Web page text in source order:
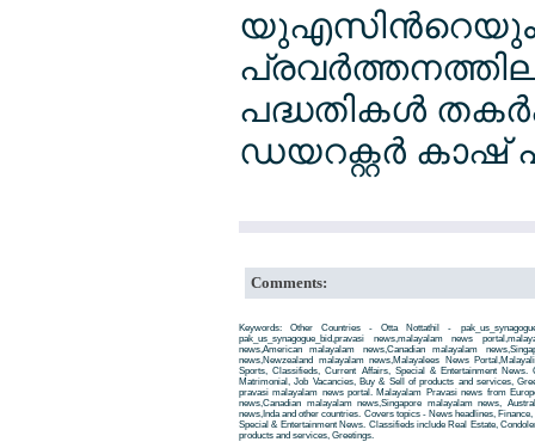
പദ്ധതികള്‍
ഡയറക്റ്റര്‍ കാഷ്
Comments:
Keywords: Other Countries - Otta Nottathil -
pak_us_synagogue_bid,pravasi news,malayalam news
news,American malayalam news,Canadian malayalam
news,Newzealand malayalam news,Malayalees News
Sports, Classifieds, Current Affairs, Special & Entertainment News.
Matrimonial, Job Vacancies, Buy & Sell of products and services,
pravasi malayalam news portal. Malayalam Pravasi news from
news,Canadian malayalam news,Singapore malayalam news,
news,Inda and other countries. Covers topics - News headlines,
Special & Entertainment News. Classifieds include Real Estate,
products and services, Greetings.